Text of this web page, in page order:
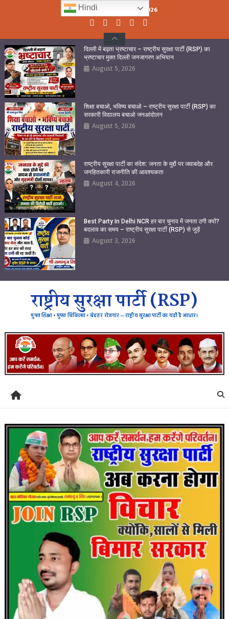
Thursday, August 06, 2026
दिल्ली में बढ़ता भ्रष्टाचार – राष्ट्रीय सुरक्षा पार्टी (RSP) का
भ्रष्टाचार मुक्त दिल्ली जनजागरण अभियान
August 5, 2026
शिक्षा बचाओ, भविष्य बचाओ – राष्ट्रीय सुरक्षा पार्टी (RSP) का
सरकारी विद्यालय बचाओ जनआंदोलन
August 5, 2026
राष्ट्रीय सुरक्षा पार्टी का संदेश: जनता के मुद्दों पर जवाबदेह और
जनहितकारी राजनीति की आवश्यकता
August 4, 2026
Best Party In Delhi NCR हर बार चुनाव में जनता ठगी क्यों?
बदलाव का समय – राष्ट्रीय सुरक्षा पार्टी (RSP) से जुड़ें
August 3, 2026
राष्ट्रीय सुरक्षा पार्टी (RSP)
मुफ्त शिक्षा • मुफ्त चिकित्सा • बेहतर रोजगार — राष्ट्रीय सुरक्षा पार्टी का यही है आधार।
Hindi